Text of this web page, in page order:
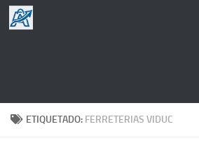
Saltar al contenido
ETIQUETADO: FERRETERIAS VIDUC